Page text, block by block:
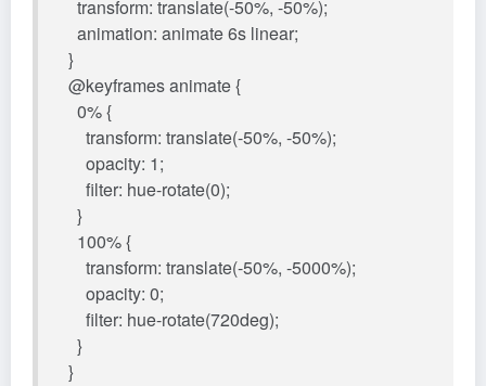
transform: translate(-50%, -50%);
animation: animate 6s linear;
}
@keyframes animate {
0% {
transform: translate(-50%, -50%);
opacity: 1;
filter: hue-rotate(0);
}
100% {
transform: translate(-50%, -5000%);
opacity: 0;
filter: hue-rotate(720deg);
}
}